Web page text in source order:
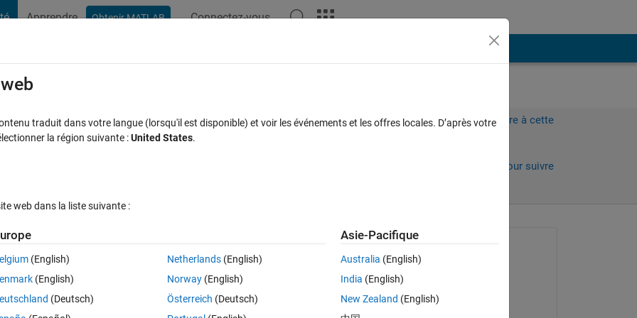
Apprendre Obtenir MATLAB Connectez-vous
in Serial port
Connectez-vous pour répondre à cette
Connectez-vous pour suivre
card or receive signal by microphone and see it on MATLAB, is there
Majid kh
le 2 Fév 2019
traduit dans votre langue (lorsqu'il est disponible) et voir les événements et les offres locales. D’après votre
la région suivante :United States.
web dans la liste suivante :
(English)
(English)
(Deutsch)
Netherlands(English)
Norway(English)
Österreich (Deutsch)
Asie-Pacifique
Australia (English)
India (English)
New Zealand (English)